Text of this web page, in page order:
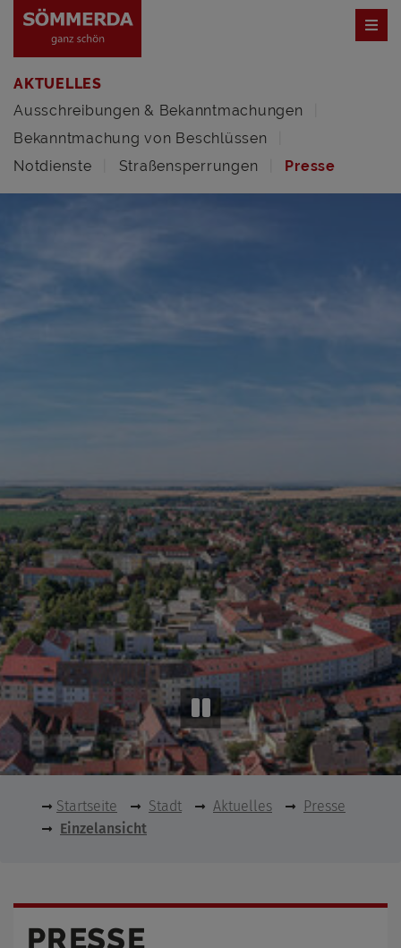
AKTUELLES
Ausschreibungen & Bekanntmachungen
Bekanntmachung von Beschlüssen
Notdienste
Straßensperrungen Presse
Startseite Stadt Aktuelles
Presse
Einzelansicht
PRESSE